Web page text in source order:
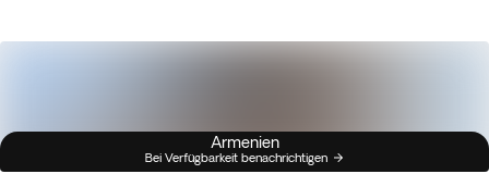
Armenien
Bei Verfügbarkeit benachrichtigen